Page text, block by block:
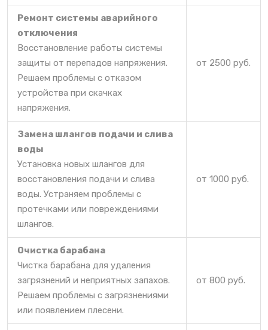
Ремонт системы аварийного
отключения
Восстановление работы системы
защиты от перепадов напряжения.
Решаем проблемы с отказом
устройства при скачках
напряжения.
от 2500 руб.
Замена шлангов подачи и слива
воды
Установка новых шлангов для
восстановления подачи и слива
воды. Устраняем проблемы с
протечками или повреждениями
шлангов.
от 1000 руб.
Очистка барабана
Чистка барабана для удаления
загрязнений и неприятных запахов.
Решаем проблемы с загрязнениями
или появлением плесени.
от 800 руб.